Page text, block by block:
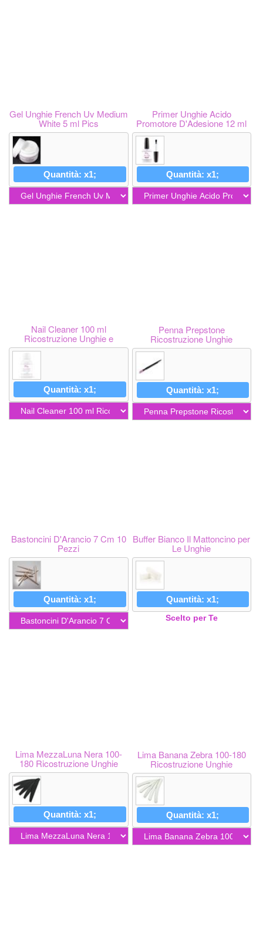
Gel Unghie French Uv Medium
White 5 ml Pics
Quantità: x1;
Primer Unghie Acido
Promotore D'Adesione 12 ml
Quantità: x1;
Nail Cleaner 100 ml
Ricostruzione Unghie e
Semipermanente
Quantità: x1;
Penna Prepstone
Ricostruzione Unghie
Quantità: x1;
Bastoncini D'Arancio 7 Cm 10
Pezzi
Quantità: x1;
Buffer Bianco Il Mattoncino per
Le Unghie
Quantità: x1;
Scelto per Te
Lima MezzaLuna Nera 100-
180 Ricostruzione Unghie
Quantità: x1;
Lima Banana Zebra 100-180
Ricostruzione Unghie
Quantità: x1;